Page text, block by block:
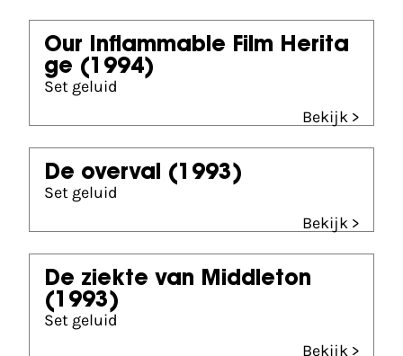
Our Inflammable Film Herita
ge (1994)
Set geluid
Bekijk >
De overval (1993)
Set geluid
Bekijk >
De ziekte van Middleton
(1993)
Set geluid
Bekijk >